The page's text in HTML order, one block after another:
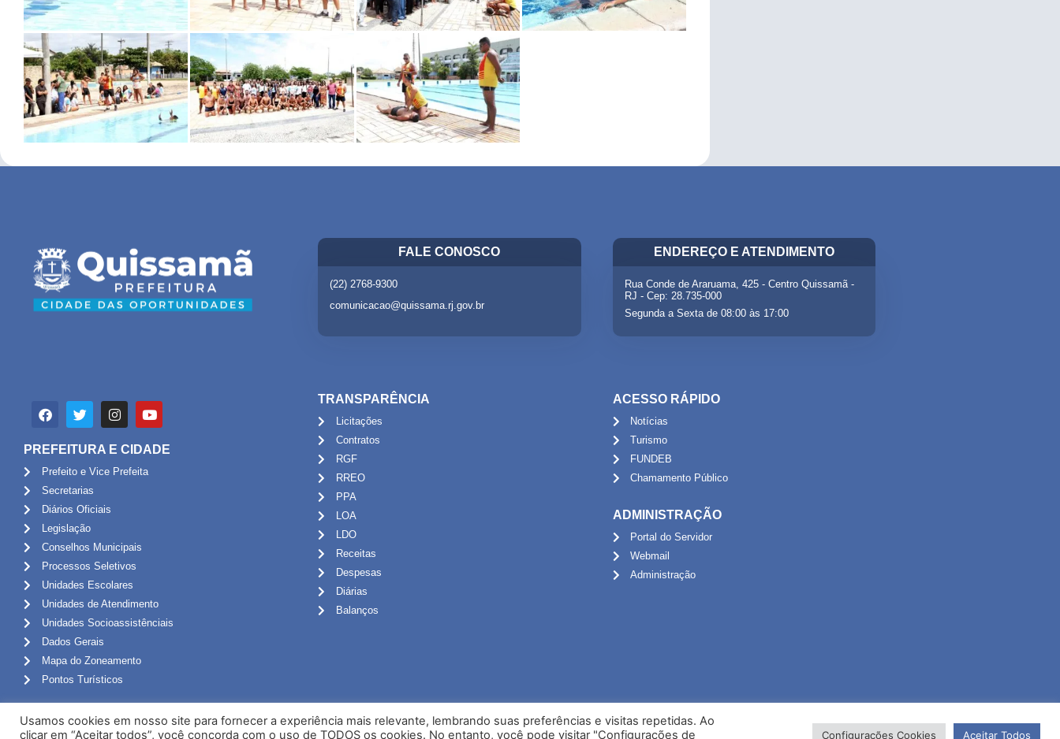
FALE CONOSCO
(22) 2768-9300
comunicacao@quissama.rj.gov.br
ENDEREÇO E ATENDIMENTO
Rua Conde de Araruama, 425 - Centro Quissamã -
RJ - Cep: 28.735-000
Segunda a Sexta de 08:00 às 17:00
PREFEITURA E CIDADE
Prefeito e Vice Prefeita
Secretarias
Diários Oficiais
Legislação
Conselhos Municipais
Processos Seletivos
Unidades Escolares
Unidades de Atendimento
Unidades Socioassistênciais
Dados Gerais
Mapa do Zoneamento
Pontos Turísticos
TRANSPARÊNCIA
Licitações
Contratos
RGF
RREO
PPA
LOA
LDO
Receitas
Despesas
Diárias
Balanços
ACESSO RÁPIDO
Notícias
Turismo
FUNDEB
Chamamento Público
ADMINISTRAÇÃO
Portal do Servidor
Webmail
Administração
Usamos cookies em nosso site para fornecer a experiência mais relevante, lembrando suas preferências e visitas repetidas. Ao
clicar em “Aceitar todos”, você concorda com o uso de TODOS os cookies. No entanto, você pode visitar "Configurações de
Configurações Cookies Aceitar Todos